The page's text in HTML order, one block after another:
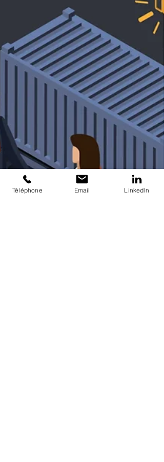
Optimiser la préparation de commandes
d'équipement sportif est un levier décisif de
compétitivité. Organisation intelligente des zones de
stockage, technologies de picking performantes,
gestion proactive des pics saisonniers : chaque
décision opérationnelle impacte directement vos
délais de livraison et la satisfaction de vos clients.
ReGNR partage ses meilleures pratiques pour
transformer votre logistique sport en avantage
Téléphone Email LinkedIn